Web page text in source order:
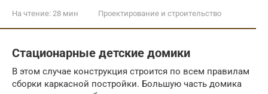
На чтение: 28 мин Проектирование и строительство
Стационарные детские домики
В этом случае конструкция строится по всем правилам
сборки каркасной постройки. Большую часть домика